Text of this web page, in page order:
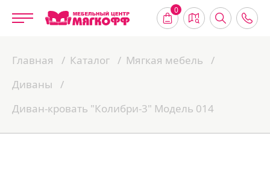
0
Главная Каталог
Мягкая мебель
Диваны
Диван-кровать "Колибри-3" Модель 014